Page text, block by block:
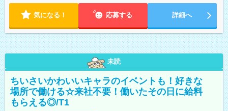
気になる！ 応募する 詳細へ
未読
ちいさいかわいいキャラのイベントも！好きな
場所で働ける☆来社不要！働いたその日に給料
もらえる◎/T1